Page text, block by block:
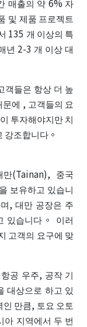
매출의 약 6% 자
및 제품 프로젝트
135 개 이상의 특
년 2-3 개 이상 대
객들은 항상 더 높
에 , 고객들의 요
투자해야지만 치
강조합니다。
(Tainan), 중국
보유하고 있습니
, 대만 공장은 주
있습니다。 이러
고객의 요구에 맞
공 우주, 공작 기
대상으로 하고 있
만큼, 토요 오토
아 지역에서 두 번